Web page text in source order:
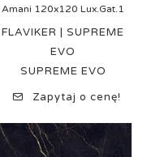
Amani 120x120 Lux.Gat.1
FLAVIKER | SUPREME
EVO
SUPREME EVO
Zapytaj o cenę!